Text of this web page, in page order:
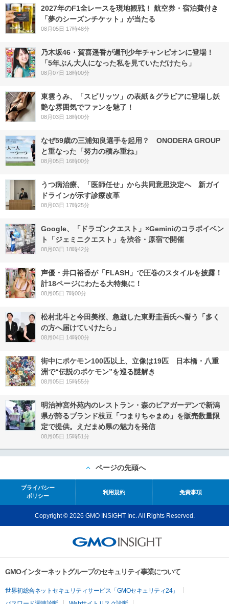
2027年のF1全レースを現地観戦！ 航空券・宿泊費付き
「夢のシーズンチケット」が当たる
08月05日 17時48分
乃木坂46・賀喜遥香が週刊少年チャンピオンに登場！
「5年ぶん大人になった私を見ていただけたら」
08月07日 18時00分
東雲うみ、「スピリッツ」の表紙＆グラビアに登場し妖
艶な雰囲気でファンを魅了！
08月03日 18時00分
なぜ59歳の三浦知良選手を起用？ ONODERA GROUP
と重なった「努力の積み重ね」
08月05日 16時00分
うつ病治療、「医師任せ」から共同意思決定へ 新ガイ
ドラインが示す診療改革
08月03日 17時25分
Google、「ドラゴンクエスト」×Geminiのコラボイベン
ト「ジェミニクエスト」を渋谷・原宿で開催
08月03日 18時42分
声優・井口裕香が「FLASH」で圧巻のスタイルを披露！
計18ページにわたる大特集に！
08月05日 7時00分
松村北斗と今田美桜、急逝した東野圭吾氏へ誓う「多く
の方へ届けていけたら」
08月04日 14時00分
街中にポケモン100匹以上、立像は19匹 日本橋・八重
洲で“伝説のポケモン”を巡る謎解き
08月05日 15時55分
明治神宮外苑内のレストラン・森のビアガーデンで新潟
県が誇るブランド枝豆「つまりちゃまめ」を販売数量限
定で提供。えだまめ県の魅力を発信
08月05日 15時51分
ページの先頭へ
プライバシー
ポリシー
利用規約 免責事項
Copyright © 2026 GMO INSIGHT Inc. All Rights Reserved.
GMOインターネットグループのセキュリティ事業について
世界初総合ネットセキュリティサービス「GMOセキュリティ24」